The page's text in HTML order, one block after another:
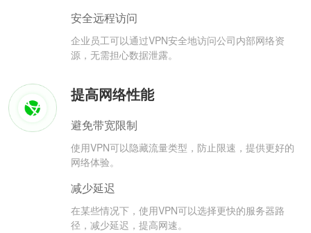
安全远程访问
企业员工可以通过VPN安全地访问公司内部网络资
源，无需担心数据泄露。
提高网络性能
避免带宽限制
使用VPN可以隐藏流量类型，防止限速，提供更好的
网络体验。
减少延迟
在某些情况下，使用VPN可以选择更快的服务器路
径，减少延迟，提高网速。